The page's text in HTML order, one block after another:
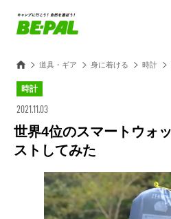
道具・ギア 身に着ける 時計
時計
2021.11.03
世界4位のスマートウォ
ストしてみた